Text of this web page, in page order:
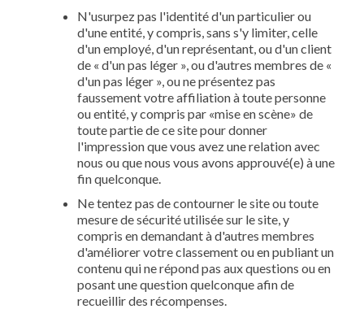
N'usurpez pas l'identité d'un particulier ou
d'une entité, y compris, sans s'y limiter, celle
d'un employé, d'un représentant, ou d'un client
de « d'un pas léger », ou d'autres membres de «
d'un pas léger », ou ne présentez pas
faussement votre affiliation à toute personne
ou entité, y compris par «mise en scène» de
toute partie de ce site pour donner
l'impression que vous avez une relation avec
nous ou que nous vous avons approuvé(e) à une
fin quelconque.
Ne tentez pas de contourner le site ou toute
mesure de sécurité utilisée sur le site, y
compris en demandant à d'autres membres
d'améliorer votre classement ou en publiant un
contenu qui ne répond pas aux questions ou en
posant une question quelconque afin de
recueillir des récompenses.